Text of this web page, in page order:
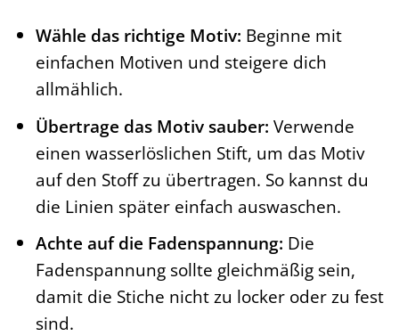
Wähle das richtige Motiv: Beginne mit
einfachen Motiven und steigere dich
allmählich.
Übertrage das Motiv sauber: Verwende
einen wasserlöslichen Stift, um das Motiv
auf den Stoff zu übertragen. So kannst du
die Linien später einfach auswaschen.
Achte auf die Fadenspannung: Die
Fadenspannung sollte gleichmäßig sein,
damit die Stiche nicht zu locker oder zu fest
sind.